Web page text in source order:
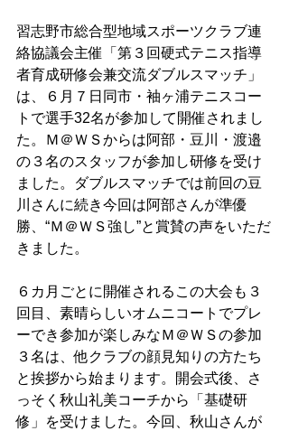
習志野市総合型地域スポーツクラブ連
絡協議会主催「第３回硬式テニス指導
者育成研修会兼交流ダブルスマッチ」
は、６月７日同市・袖ヶ浦テニスコー
トで選手32名が参加して開催されまし
た。Ｍ＠ＷＳからは阿部・豆川・渡邉
の３名のスタッフが参加し研修を受け
ました。ダブルスマッチでは前回の豆
川さんに続き今回は阿部さんが準優
勝、“Ｍ＠ＷＳ強し”と賞賛の声をいただ
きました。
６カ月ごとに開催されるこの大会も３
回目、素晴らしいオムニコートでプレ
ーでき参加が楽しみなＭ＠ＷＳの参加
３名は、他クラブの顔見知りの方たち
と挨拶から始まります。開会式後、さ
っそく秋山礼美コーチから「基礎研
修」を受けました。今回、秋山さんが